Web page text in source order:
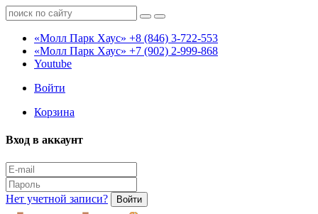
«Молл Парк Хаус» +8 (846) 3-722-553
«Молл Парк Хаус» +7 (902) 2-999-868
Youtube
Войти
Корзина
Вход в аккаунт
Нет учетной записи? Войти